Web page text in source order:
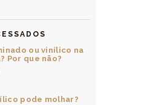
ou vinílico na
Por que não?
pode molhar?